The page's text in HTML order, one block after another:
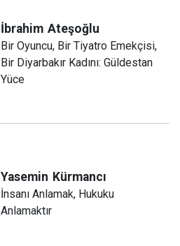
İbrahim Ateşoğlu
Bir Oyuncu, Bir Tiyatro Emekçisi,
Bir Diyarbakır Kadını: Güldestan
Yüce
Yasemin Kürmancı
İnsanı Anlamak, Hukuku
Anlamaktır